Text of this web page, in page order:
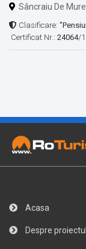
Sâncraiu De
Clasificare:
Certificat Nr.: 24064/
Acasa
Despre